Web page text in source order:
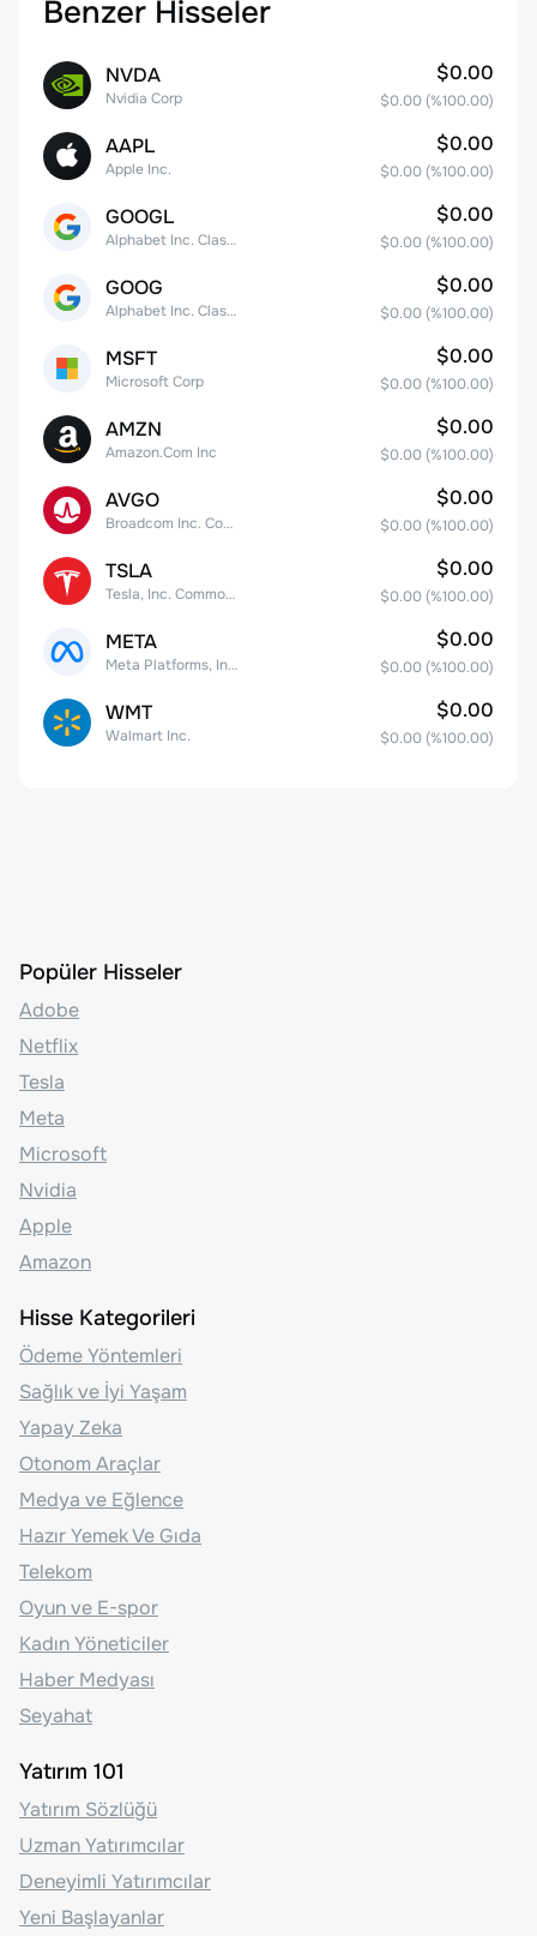
Benzer Hisseler
NVDA
Nvidia Corp
$0.00
$0.00 (%100.00)
AAPL
Apple Inc.
$0.00
$0.00 (%100.00)
GOOGL
Alphabet Inc. Class A Common Stock
$0.00
$0.00 (%100.00)
GOOG
Alphabet Inc. Class C Capital Stock
$0.00
$0.00 (%100.00)
MSFT
Microsoft Corp
$0.00
$0.00 (%100.00)
AMZN
Amazon.Com Inc
$0.00
$0.00 (%100.00)
AVGO
Broadcom Inc. Common Stock
$0.00
$0.00 (%100.00)
TSLA
Tesla, Inc. Common Stock
$0.00
$0.00 (%100.00)
META
Meta Platforms, Inc. Class A Common Stock
$0.00
$0.00 (%100.00)
WMT
Walmart Inc.
$0.00
$0.00 (%100.00)
Popüler Hisseler
Adobe
Netflix
Tesla
Meta
Microsoft
Nvidia
Apple
Amazon
Hisse Kategorileri
Ödeme Yöntemleri
Sağlık ve İyi Yaşam
Yapay Zeka
Otonom Araçlar
Medya ve Eğlence
Hazır Yemek Ve Gıda
Telekom
Oyun ve E-spor
Kadın Yöneticiler
Haber Medyası
Seyahat
Yatırım 101
Yatırım Sözlüğü
Uzman Yatırımcılar
Deneyimli Yatırımcılar
Yeni Başlayanlar